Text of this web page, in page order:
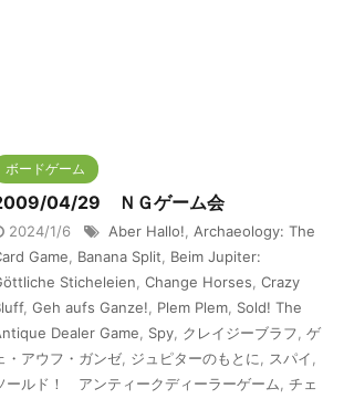
ボードゲーム
04/29 ＮＧゲーム会
2024/1/6 Aber Hallo!
Archaeology: The
Game
Banana Split
Beim Jupiter:
Sticheleien Change Horses Crazy
, Geh aufs Ganze! Plem Plem Sold! The
Dealer Game
Spy クレイジーブラフ ゲ
・アウフ・ガンゼ ジュピターのもとに スパイ
ールド！ アンティークディーラーゲーム
チェ